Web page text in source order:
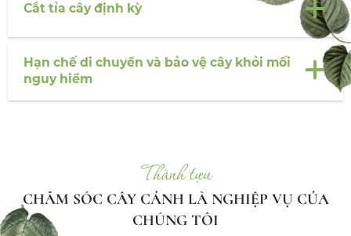
Cắt tỉa cây định kỳ
Hạn chế di chuyển và bảo vệ cây khỏi mối
nguy hiểm
Thành tựu
CHĂM SÓC CÂY CẢNH LÀ NGHIỆP VỤ CỦA
CHÚNG TÔI